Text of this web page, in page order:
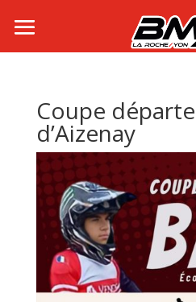
Coupe
d’Aizenay